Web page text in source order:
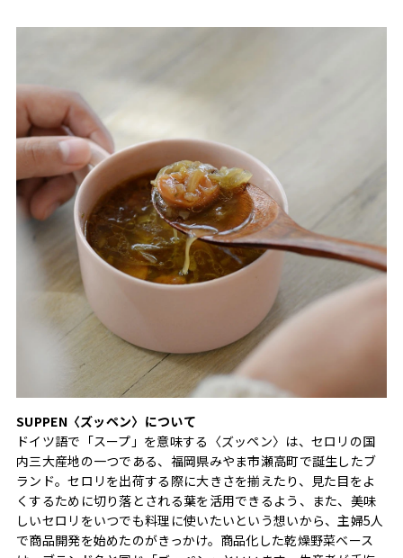
SUPPEN〈ズッペン〉について
ドイツ語で「スープ」を意味する〈ズッペン〉は、セロリの国
内三大産地の一つである、福岡県みやま市瀬高町で誕生したブ
ランド。セロリを出荷する際に大きさを揃えたり、見た目をよ
くするために切り落とされる葉を活用できるよう、また、美味
しいセロリをいつでも料理に使いたいという想いから、主婦5人
で商品開発を始めたのがきっかけ。商品化した乾燥野菜ベース